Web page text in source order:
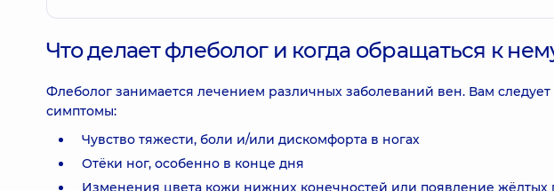
Что делает флеболог и когда обращаться к
Флеболог занимается лечением различных заболеваний вен. Вам следует
симптомы:
Чувство тяжести, боли и/или дискомфорта в ногах
Отёки ног, особенно в конце дня
Изменения цвета кожи нижних конечностей или появление жёлтых